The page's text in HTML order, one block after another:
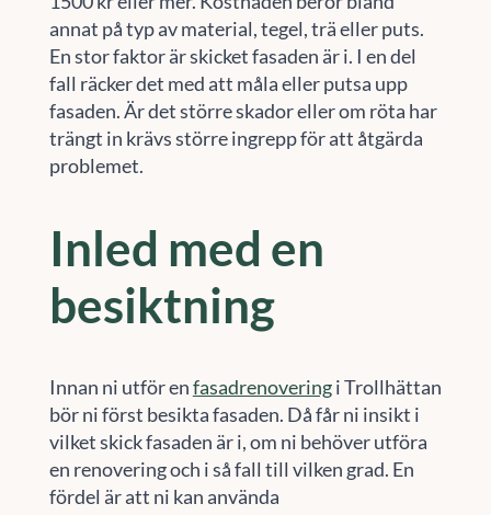
annat på typ av material, tegel, trä eller puts.
En stor faktor är skicket fasaden är i. I en del
fall räcker det med att måla eller putsa upp
fasaden. Är det större skador eller om röta har
trängt in krävs större ingrepp för att åtgärda
problemet.
Inled med en
besiktning
Innan ni utför enfasadrenoveringi Trollhättan
bör ni först besikta fasaden. Då får ni insikt i
vilket skick fasaden är i, om ni behöver utföra
en renovering och i så fall till vilken grad. En
fördel är att ni kan använda